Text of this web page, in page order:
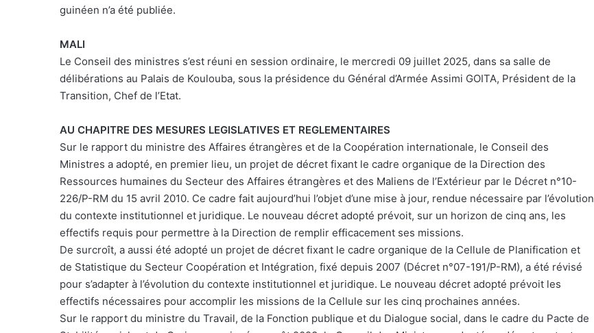
guinéen n’a été publiée.
MALI
Le Conseil des ministres s’est réuni en session ordinaire, le mercredi 09 juillet 2025, dans sa salle de
délibérations au Palais de Koulouba, sous la présidence du Général d’Armée Assimi GOITA, Président de la
Transition, Chef de l’Etat.
AU CHAPITRE DES MESURES LEGISLATIVES ET REGLEMENTAIRES
Sur le rapport du ministre des Affaires étrangères et de la Coopération internationale, le Conseil des
Ministres a adopté, en premier lieu, un projet de décret fixant le cadre organique de la Direction des
Ressources humaines du Secteur des Affaires étrangères et des Maliens de l’Extérieur par le Décret n°10-
226/P-RM du 15 avril 2010. Ce cadre fait aujourd’hui l’objet d’une mise à jour, rendue nécessaire par l’évolution
du contexte institutionnel et juridique. Le nouveau décret adopté prévoit, sur un horizon de cinq ans, les
effectifs requis pour permettre à la Direction de remplir efficacement ses missions.
De surcroît, a aussi été adopté un projet de décret fixant le cadre organique de la Cellule de Planification et
de Statistique du Secteur Coopération et Intégration, fixé depuis 2007 (Décret n°07-191/P-RM), a été révisé
pour s’adapter à l’évolution du contexte institutionnel et juridique. Le nouveau décret adopté prévoit les
effectifs nécessaires pour accomplir les missions de la Cellule sur les cinq prochaines années.
Sur le rapport du ministre du Travail, de la Fonction publique et du Dialogue social, dans le cadre du Pacte de